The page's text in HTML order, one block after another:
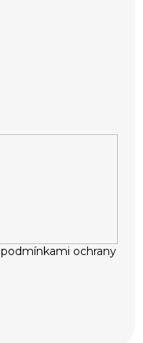
podmínkami ochrany